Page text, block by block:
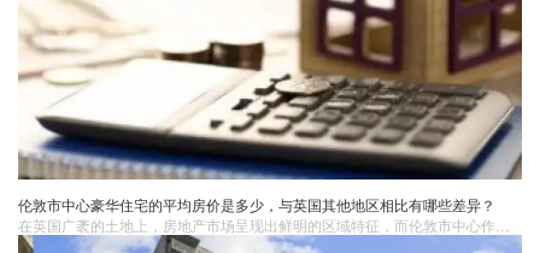
伦敦市中心豪华住宅的平均房价是多少，与英国其他地区相比有哪些差异？